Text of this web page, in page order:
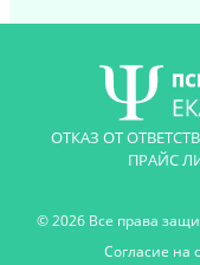
ОТКАЗ ОТ
ПРАЙС
© 2026 Все права
Согласие на